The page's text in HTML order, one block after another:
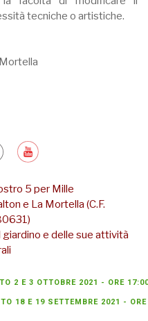
tecniche o artistiche.
5 per Mille
e La Mortella (C.F.
e delle sue attività
2 E 3 OTTOBRE 2021 - ORE
18 E 19 SETTEMBRE 2021 -